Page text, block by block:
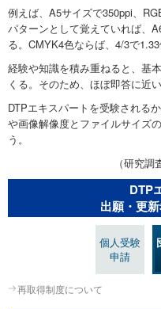
例えば、A5サイズで350ppi、
パターンとして覚えていれば、
る。CMYK4色ならば、4/3で1.33
経験や知識を積み重ねると、基
くる。そのため、ほぼ即答に近
DTPエキスパートを受験される
や画像解像度とファイルサイズ
う。
（研究
DTP
出願・更
個人受験
申請
再取得制度について